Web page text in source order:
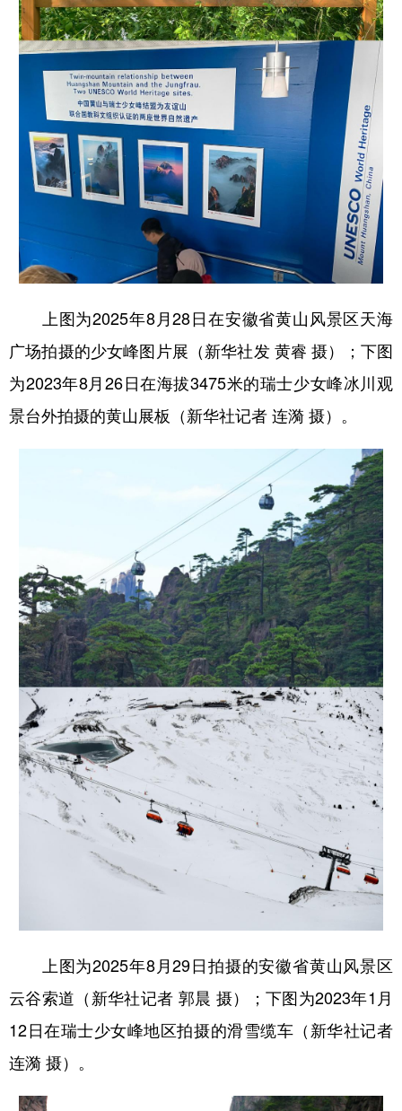
上图为2025年8月28日在安徽省黄山风景区天海
广场拍摄的少女峰图片展（新华社发 黄睿 摄）；下图
为2023年8月26日在海拔3475米的瑞士少女峰冰川观
景台外拍摄的黄山展板（新华社记者 连漪 摄）。
上图为2025年8月29日拍摄的安徽省黄山风景区
云谷索道（新华社记者 郭晨 摄）；下图为2023年1月
12日在瑞士少女峰地区拍摄的滑雪缆车（新华社记者
连漪 摄）。